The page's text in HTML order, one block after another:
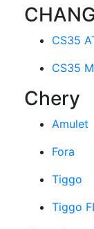
CS35
CS35
Chery
Amulet
Fora
Tiggo
Tiggo